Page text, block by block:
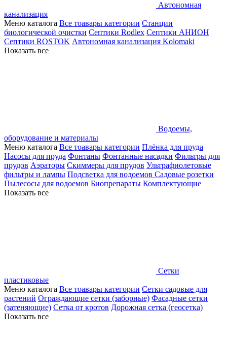
Автономная
канализация
Меню каталога Все тоавары категории Станции
биологической очистки Септики Rodlex Септики АНИОН
Септики ROSTOK Автономная канализация Kolomaki
Показать все
Водоемы,
оборудование и материалы
Меню каталога Все тоавары категории Плёнка для пруда
Насосы для пруда Фонтаны Фонтанные насадки Фильтры для
прудов Аэраторы Скиммеры для прудов Ультрафиолетовые
фильтры и лампы Подсветка для водоемов Садовые розетки
Пылесосы для водоемов Биопрепараты Комплектующие
Показать все
Сетки
пластиковые
Меню каталога Все тоавары категории Сетки садовые для
растений Ограждающие сетки (заборные) Фасадные сетки
(затеняющие) Сетка от кротов Дорожная сетка (геосетка)
Показать все